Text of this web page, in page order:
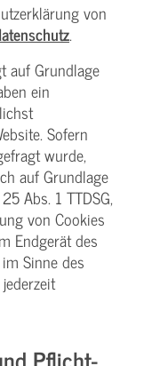
von
.
auf Grundlage
ein
Sofern
wurde,
auf Grundlage
Abs. 1 TTDSG,
von Cookies
Endgerät des
Sinne des